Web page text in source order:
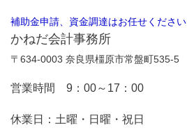
補助金申請、資金調達はお任せください
かねだ会計事務所
〒634-0003 奈良県橿原市常盤町535-5
営業時間 9：00～17：00
休業日：土曜・日曜・祝日